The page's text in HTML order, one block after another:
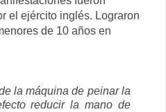
el ejército inglés. Lograron
de 10 años en
la máquina de peinar la
reducir la mano de